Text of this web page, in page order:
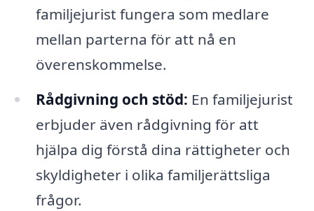
familjejurist fungera som medlare
mellan parterna för att nå en
överenskommelse.
Rådgivning och stöd: En familjejurist
erbjuder även rådgivning för att
hjälpa dig förstå dina rättigheter och
skyldigheter i olika familjerättsliga
frågor.